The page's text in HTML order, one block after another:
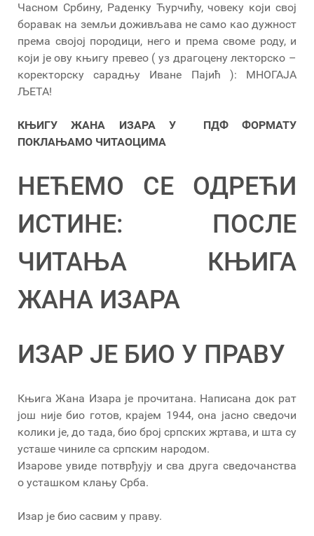
Часном Србину, Раденку Ћурчићу, човеку који свој
боравак на земљи доживљава не само као дужност
према својој породици, него и према своме роду, и
који је ову књигу превео ( уз драгоцену лекторско –
коректорску сарадњу Иване Пајић ): МНОГАЈА
ЉЕТА!
КЊИГУ ЖАНА ИЗАРА У ПДФ ФОРМАТУ
ПОКЛАЊАМО ЧИТАОЦИМА
НЕЋЕМО СЕ ОДРЕЋИ
ИСТИНЕ: ПОСЛЕ
ЧИТАЊА КЊИГА
ЖАНА ИЗАРА
ИЗАР ЈЕ БИО У ПРАВУ
Књига Жана Изара је прочитана. Написана док рат
још није био готов, крајем 1944, она јасно сведочи
колики је, до тада, био број српских жртава, и шта су
усташе чиниле са српским народом.
Изарове увиде потврђују и сва друга сведочанства
о усташком клању Срба.
Изар је био сасвим у праву.